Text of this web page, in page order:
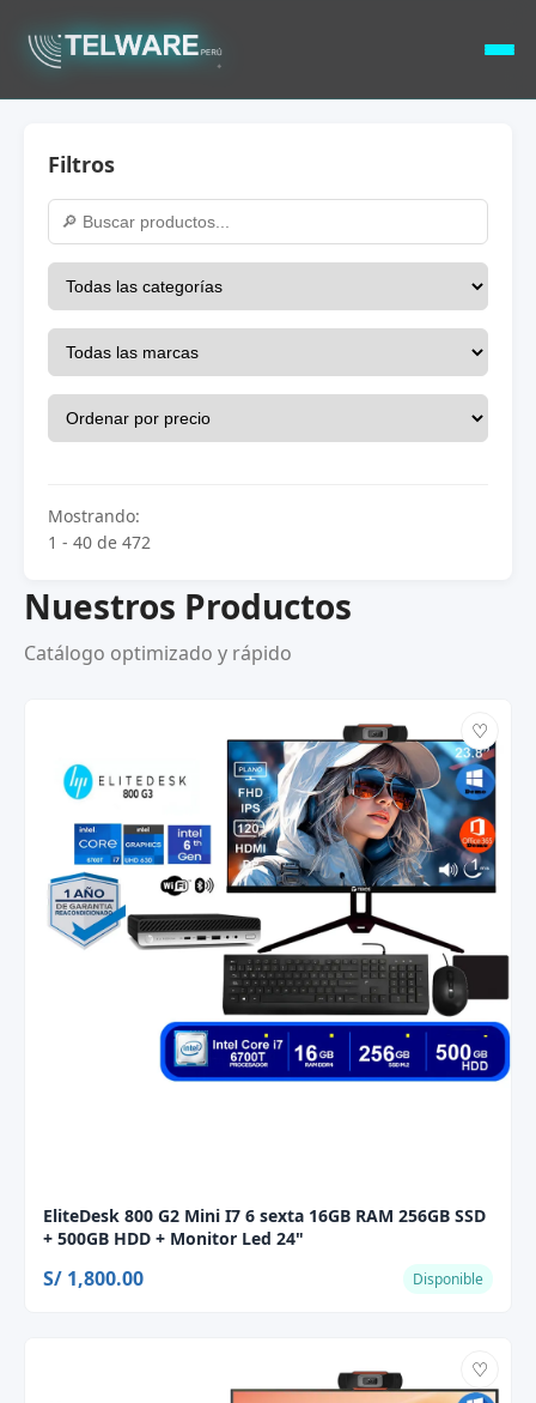
Filtros
Mostrando:
1 - 40 de 472
Nuestros Productos
Catálogo optimizado y rápido
♡
EliteDesk 800 G2 Mini I7 6 sexta 16GB RAM 256GB SSD
+ 500GB HDD + Monitor Led 24"
S/ 1,800.00 Disponible
♡